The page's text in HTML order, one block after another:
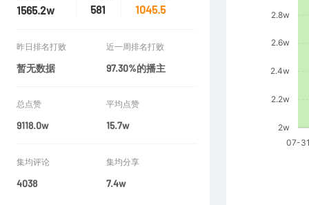
1565.2w 581 1045.5
昨日排名打败
暂无数据
近一周排名打败
97.30%的播主
总点赞
9118.0w
平均点赞
15.7w
集均评论
4038
集均分享
7.4w